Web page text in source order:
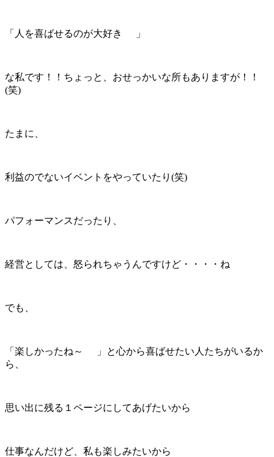
「人を喜ばせるのが大好き 」
な私です！！ちょっと、おせっかいな所もありますが！！
(笑)
たまに、
利益のでないイベントをやっていたり(笑)
パフォーマンスだったり、
経営としては、怒られちゃうんですけど・・・・ね
でも、
「楽しかったね～
」と心から喜ばせたい人たちがいるか
ら、
思い出に残る１ページにしてあげたいから
仕事なんだけど、私も楽しみたいから